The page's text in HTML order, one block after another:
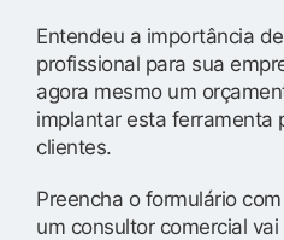
Entendeu a importância
profissional para sua
agora mesmo um
implantar esta ferramenta
clientes.
Preencha o formulário
um consultor comercial